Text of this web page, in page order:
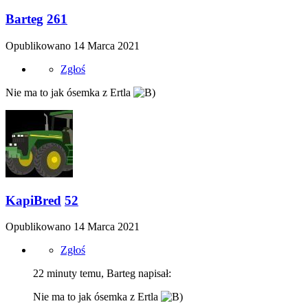
Barteg 261
Opublikowano 14 Marca 2021
Zgłoś
Nie ma to jak ósemka z Ertla
KapiBred 52
Opublikowano 14 Marca 2021
Zgłoś
22 minuty temu, Barteg napisał:
Nie ma to jak ósemka z Ertla